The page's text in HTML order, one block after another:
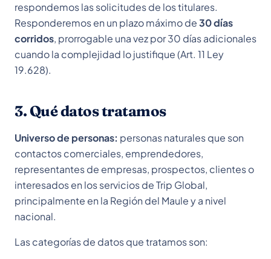
respondemos las solicitudes de los titulares.
Responderemos en un plazo máximo de30 días
corridos, prorrogable una vez por 30 días adicionales
cuando la complejidad lo justifique (Art. 11 Ley
19.628).
3. Qué datos tratamos
Universo de personas: personas naturales que son
contactos comerciales, emprendedores,
representantes de empresas, prospectos, clientes o
interesados en los servicios de Trip Global,
principalmente en la Región del Maule y a nivel
nacional.
Las categorías de datos que tratamos son: